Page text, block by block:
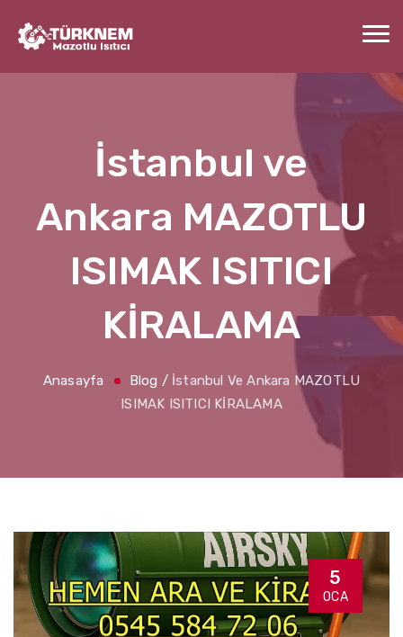
İstanbul ve
Ankara MAZOTLU
ISIMAK ISITICI
KİRALAMA
Anasayfa Blog / İstanbul Ve Ankara MAZOTLU
ISIMAK ISITICI KİRALAMA
5
OCA